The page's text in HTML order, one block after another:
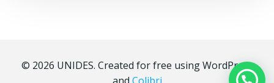
© 2026 UNIDES. Created for free using WordPress
and Colibri